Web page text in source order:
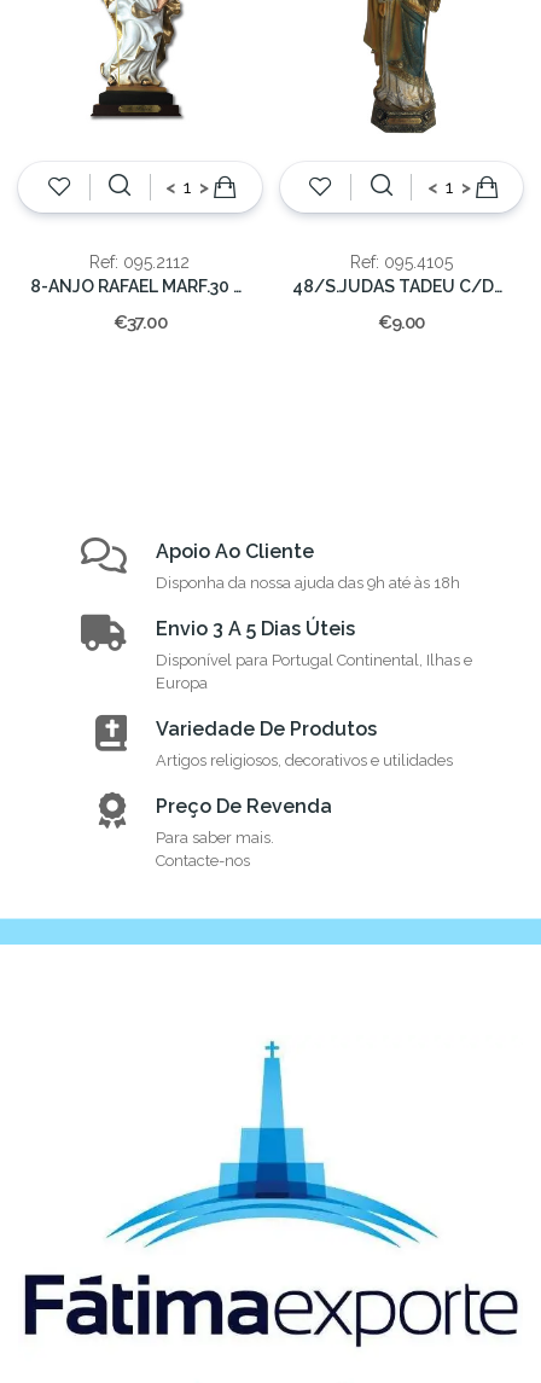
< >
Ref: 095.2112
8-ANJO RAFAEL MARF.30 CM.
€37.00
< >
Ref: 095.4105
48/S.JUDAS TADEU C/DOURADO 13cm.
€9.00
Apoio Ao Cliente
Disponha da nossa ajuda das 9h até às 18h
Envio 3 A 5 Dias Úteis
Disponível para Portugal Continental, Ilhas e
Europa
Variedade De Produtos
Artigos religiosos, decorativos e utilidades
Preço De Revenda
Para saber mais.
Contacte-nos